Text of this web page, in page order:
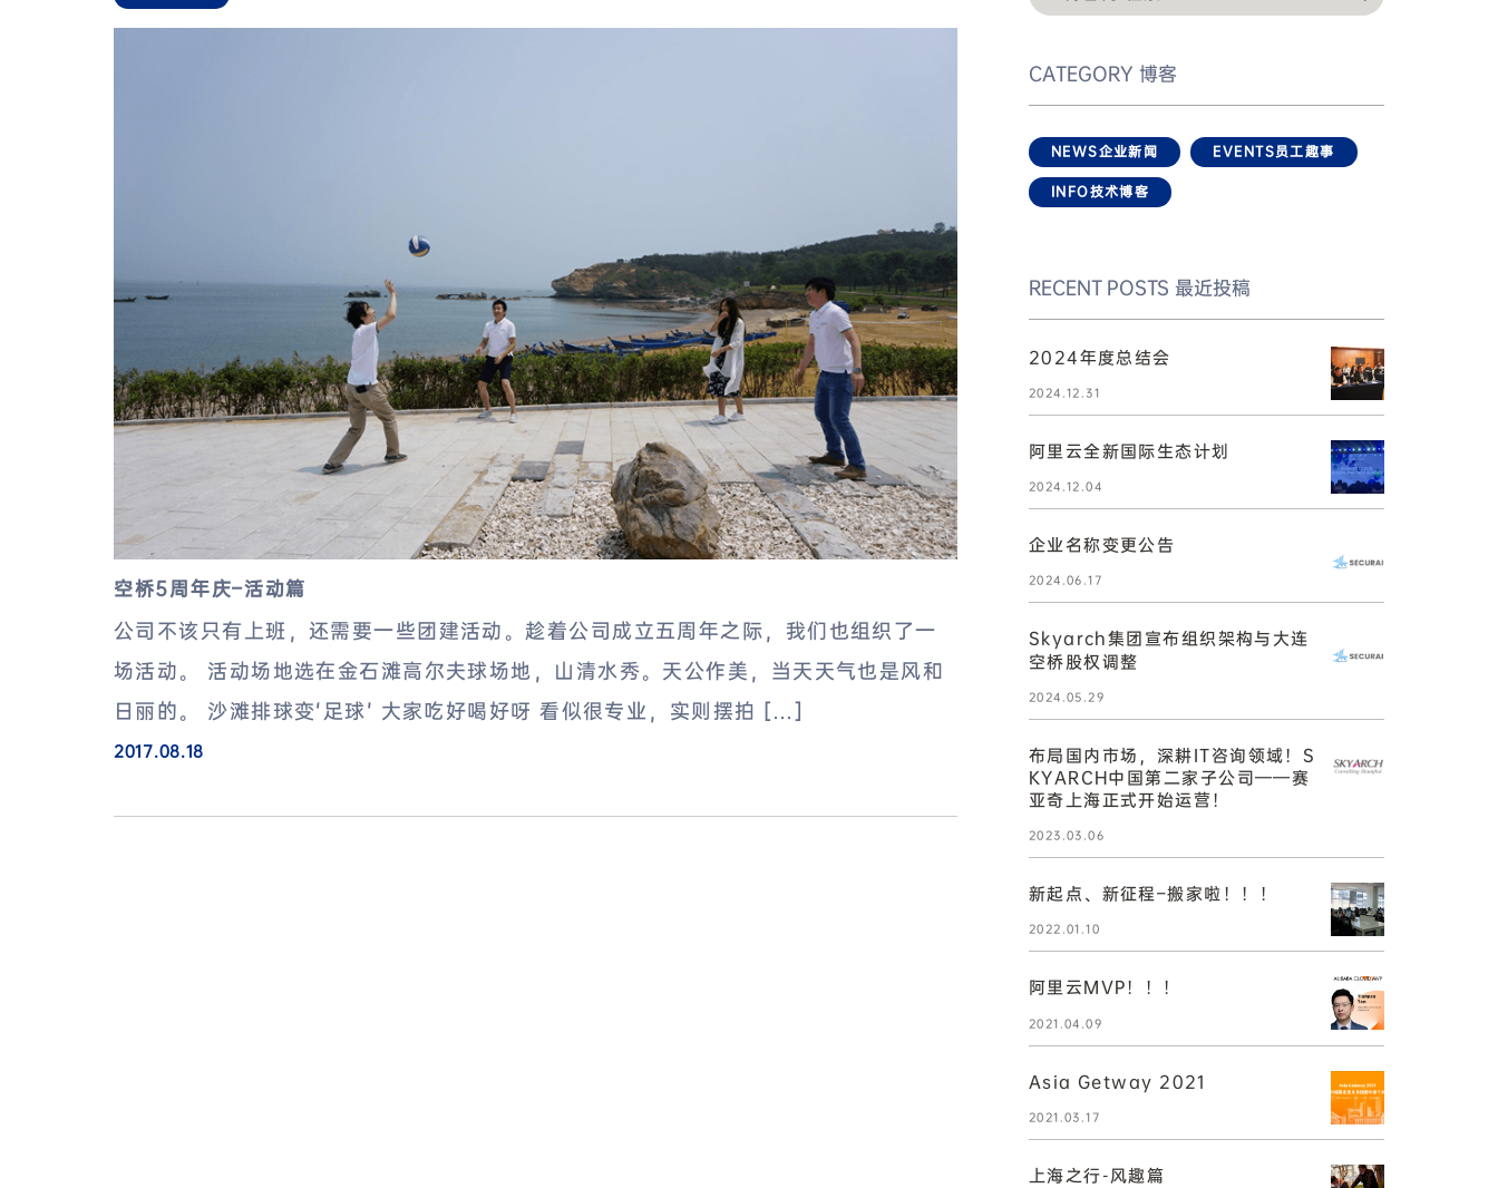
空桥5周年庆–活动篇
公司不该只有上班，还需要一些团建活动。趁着公司成立五周年之际，我们也组织了一
场活动。 活动场地选在金石滩高尔夫球场地，山清水秀。天公作美，当天天气也是风和
日丽的。 沙滩排球变‘足球’ 大家吃好喝好呀 看似很专业，实则摆拍 […]
2017.08.18
CATEGORY 博客
NEWS企业新闻 EVENTS员工趣事
INFO技术博客
RECENT POSTS 最近投稿
2024年度总结会
2024.12.31
阿里云全新国际生态计划
2024.12.04
企业名称变更公告
2024.06.17
Skyarch集团宣布组织架构与大连
空桥股权调整
2024.05.29
布局国内市场，深耕IT咨询领域！S
KYARCH中国第二家子公司——赛
亚奇上海正式开始运营！
2023.03.06
新起点、新征程–搬家啦！！！
2022.01.10
阿里云MVP！！！
2021.04.09
Asia Getway 2021
2021.03.17
上海之行-风趣篇